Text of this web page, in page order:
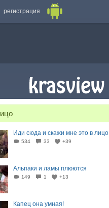
регистрация
Иди сюда и скажи мне это в лицо
534 33 +39
Альпаки и ламы плюются
149 1 +13
Капец она умная!